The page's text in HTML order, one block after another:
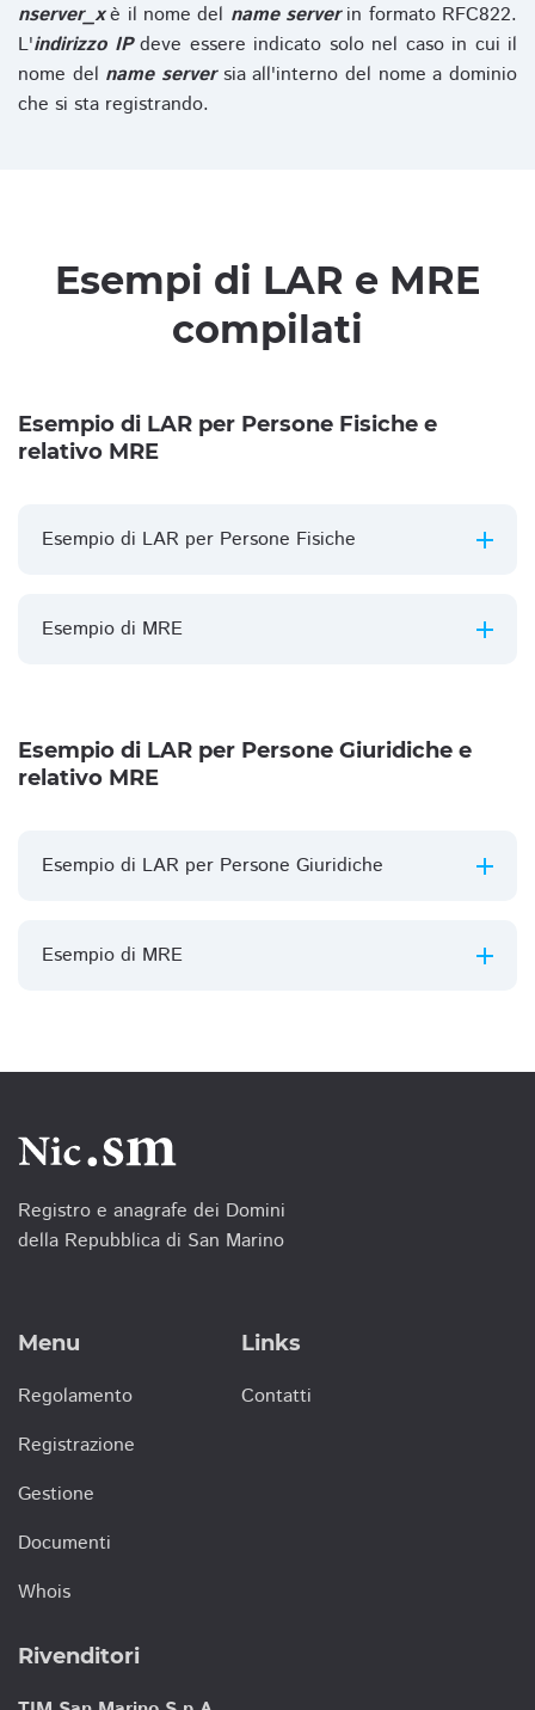
nserver_xè il nome del name serverin formato RFC822.
L'indirizzo IPdeve essere indicato solo nel caso in cui il
nome del name serversia all'interno del nome a dominio
che si sta registrando.
Esempi di LAR e MRE
compilati
Esempio di LAR per Persone Fisiche e
relativo MRE
Esempio di LAR per Persone Fisiche
Esempio di MRE
Esempio di LAR per Persone Giuridiche e
relativo MRE
Esempio di LAR per Persone Giuridiche
Esempio di MRE
Registro e anagrafe dei Domini
della Repubblica di San Marino
Menu
Regolamento
Registrazione
Gestione
Documenti
Whois
Links
Contatti
Rivenditori